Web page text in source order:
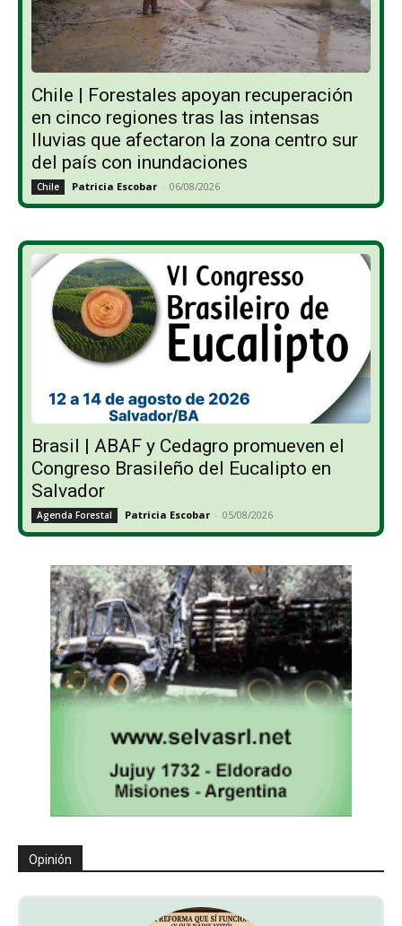
Chile | Forestales apoyan recuperación
en cinco regiones tras las intensas
lluvias que afectaron la zona centro sur
del país con inundaciones
Chile Patricia Escobar - 06/08/2026
Brasil | ABAF y Cedagro promueven el
Congreso Brasileño del Eucalipto en
Salvador
Agenda Forestal Patricia Escobar - 05/08/2026
Opinión